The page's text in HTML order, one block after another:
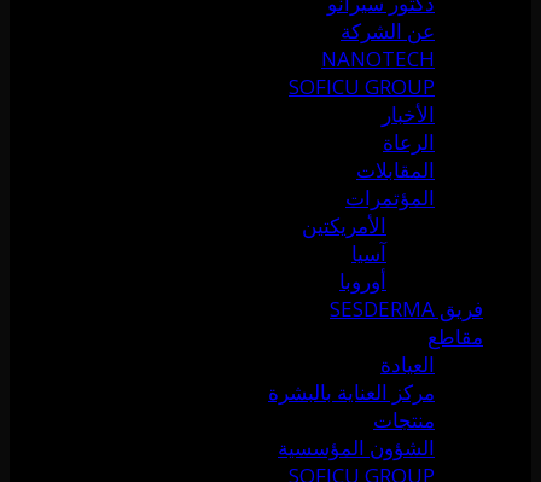
عن الشركة
NANOTECH
SOFICU GROUP
الأخبار
الرعاة
المقابلات
المؤتمرات
الأمريكتين
آسيا
أوروبا
فريق SESDERMA
مقاطع
العيادة
مركز العناية بالبشرة
منتجات
الشؤون المؤسسية
SOFICU GROUP